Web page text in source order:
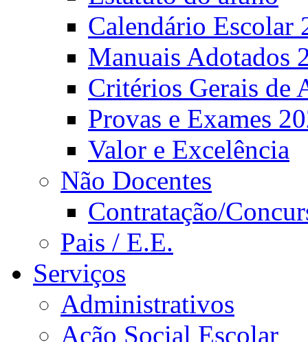
Calendário Escolar
Manuais Adotados
Critérios Gerais de
Provas e Exames
Valor e Excelência
Não Docentes
Contratação/
Pais / E.E.
Serviços
Administrativos
Ação Social Escolar